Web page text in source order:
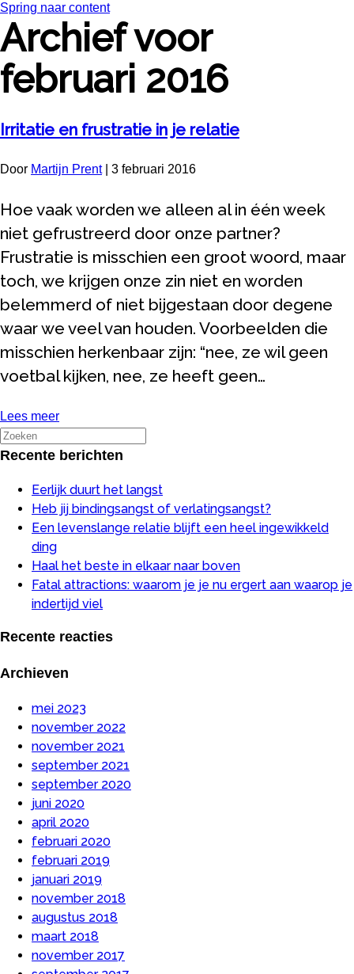
Spring naar content
Archief voor
februari 2016
Irritatie en frustratie in je relatie
Door Martijn Prent| 3 februari 2016
Hoe vaak worden we alleen al in één week
niet gefrustreerd door onze partner?
Frustratie is misschien een groot woord, maar
toch, we krijgen onze zin niet en worden
belemmerd of niet bijgestaan door degene
waar we veel van houden. Voorbeelden die
misschien herkenbaar zijn: “nee, ze wil geen
voetbal kijken, nee, ze heeft geen…
Lees meer
Recente berichten
Eerlijk duurt het langst
Heb jij bindingsangst of verlatingsangst?
Een levenslange relatie blijft een heel ingewikkeld
ding
Haal het beste in elkaar naar boven
Fatal attractions: waarom je je nu ergert aan waarop je
indertijd viel
Recente reacties
Archieven
mei 2023
november 2022
november 2021
september 2021
september 2020
juni 2020
april 2020
februari 2020
februari 2019
januari 2019
november 2018
augustus 2018
maart 2018
november 2017